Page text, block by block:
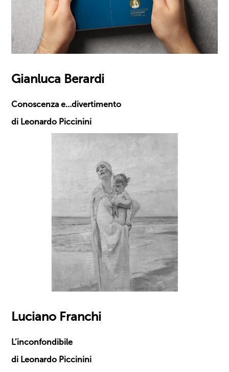
Gianluca Berardi
Conoscenza e…divertimento
di Leonardo Piccinini
Luciano Franchi
L’inconfondibile
di Leonardo Piccinini